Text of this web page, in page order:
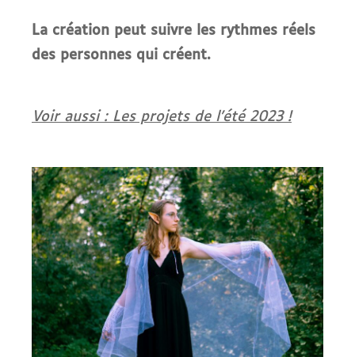
La création peut suivre les rythmes réels
des personnes qui créent.
Voir aussi : Les projets de l’été 2023 !